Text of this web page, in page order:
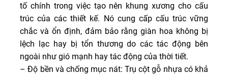
tố chính trong việc tạo nên khung xương cho cấu
trúc của các thiết kế. Nó cung cấp cấu trúc vững
chắc và ổn định, đảm bảo rằng giàn hoa không bị
lệch lạc hay bị tổn thương do các tác động bên
ngoài như gió mạnh hay tác động của thời tiết.
– Độ bền và chống mục nát: Trụ cột gỗ nhựa có khả